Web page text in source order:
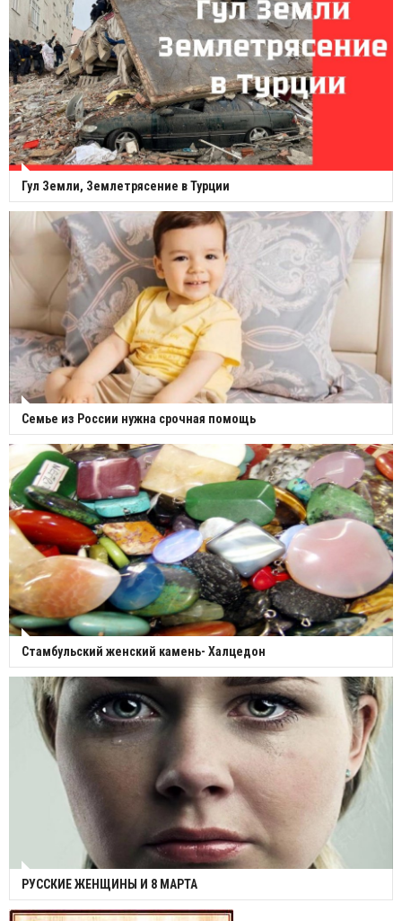
Гул Земли, Землетрясение в Турции
Семье из России нужна срочная помощь
Стамбульский женский камень- Халцедон
РУССКИЕ ЖЕНЩИНЫ И 8 МАРТА